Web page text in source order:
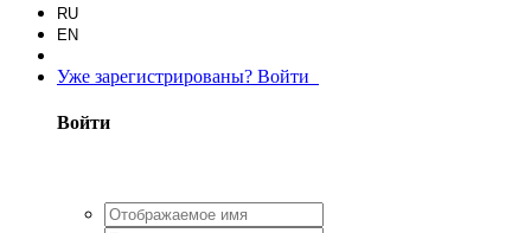
RU
EN
Уже зарегистрированы? Войти
Войти